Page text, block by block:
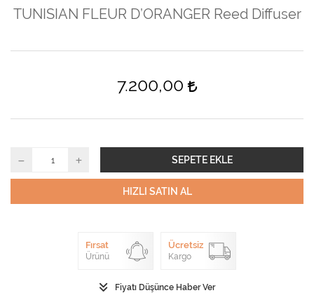
TUNISIAN FLEUR D’ORANGER Reed Diffuser
7.200,00
SEPETE EKLE
HIZLI SATIN AL
Fırsat
Ürünü
Ücretsiz
Kargo
Fiyatı Düşünce Haber Ver